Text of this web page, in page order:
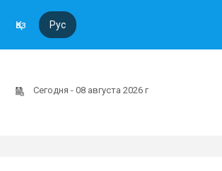
Қаз Рус
Сегодня - 08 августа 2026 г